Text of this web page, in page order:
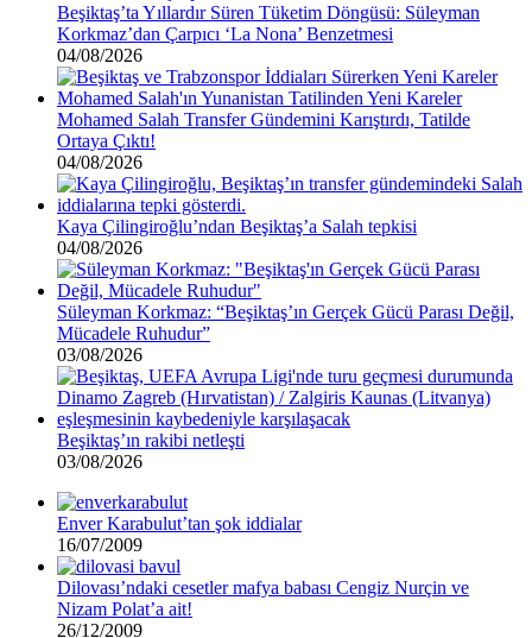
Beşiktaş’ta Yıllardır Süren Tüketim Döngüsü: Süleyman
Korkmaz’dan Çarpıcı ‘La Nona’ Benzetmesi
04/08/2026
Mohamed Salah Transfer Gündemini Karıştırdı, Tatilde
Ortaya Çıktı!
04/08/2026
Kaya Çilingiroğlu’ndan Beşiktaş’a Salah tepkisi
04/08/2026
Süleyman Korkmaz: “Beşiktaş’ın Gerçek Gücü Parası Değil,
Mücadele Ruhudur”
03/08/2026
Beşiktaş’ın rakibi netleşti
03/08/2026
Enver Karabulut’tan şok iddialar
16/07/2009
Dilovası’ndaki cesetler mafya babası Cengiz Nurçin ve
Nizam Polat’a ait!
26/12/2009